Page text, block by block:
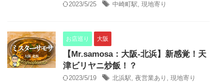
2023/5/25 中崎町駅, 現地寄り
お店巡り 大阪
【Mr.samosa：大阪-北浜】新感覚！天
津ビリヤニ炒飯！？
2023/5/19 北浜駅, 夜営業あり , 現地寄り